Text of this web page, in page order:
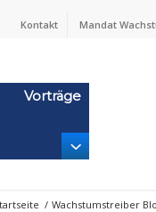
Kontakt Mandat
Vorträge
/ Wachstumstreiber